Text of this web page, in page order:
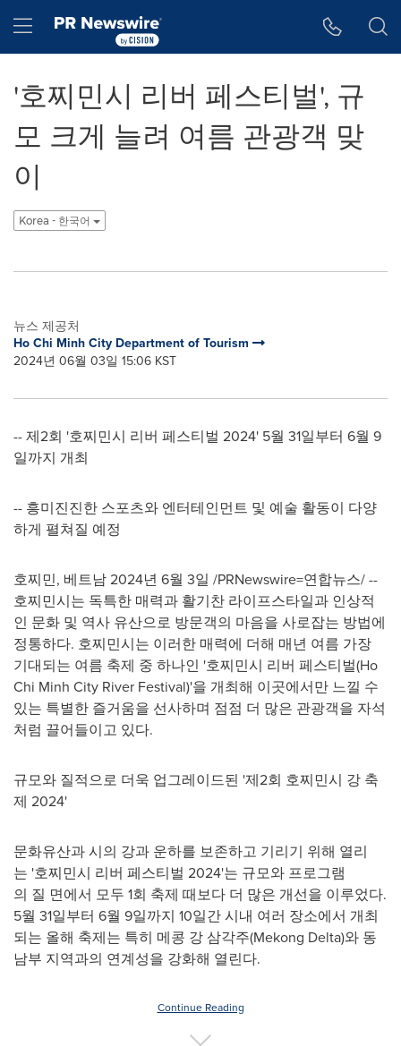
Hamburger menu
'호찌민시 리버 페스티벌', 규
모 크게 늘려 여름 관광객 맞
이
Korea - 한국어
뉴스 제공처
Ho Chi Minh City Department of Tourism
2024년 06월 03일 15:06 KST
-- 제2회 '호찌민시 리버 페스티벌 2024' 5월 31일부터 6월 9
일까지 개최
-- 흥미진진한 스포츠와 엔터테인먼트 및 예술 활동이 다양
하게 펼쳐질 예정
호찌민, 베트남 2024년 6월 3일 /PRNewswire=연합뉴스/ --
호찌민시는 독특한 매력과 활기찬 라이프스타일과 인상적
인 문화 및 역사 유산으로 방문객의 마음을 사로잡는 방법에
정통하다. 호찌민시는 이러한 매력에 더해 매년 여름 가장
기대되는 여름 축제 중 하나인 '호찌민시 리버 페스티벌(Ho
Chi Minh City River Festival)'을 개최해 이곳에서만 느낄 수
있는 특별한 즐거움을 선사하며 점점 더 많은 관광객을 자석
처럼 끌어들이고 있다.
규모와 질적으로 더욱 업그레이드된 '제2회 호찌민시 강 축
제 2024'
문화유산과 시의 강과 운하를 보존하고 기리기 위해 열리
는 '호찌민시 리버 페스티벌 2024'는 규모와 프로그램
의 질 면에서 모두 1회 축제 때보다 더 많은 개선을 이루었다.
5월 31일부터 6월 9일까지 10일간 시내 여러 장소에서 개최
되는 올해 축제는 특히 메콩 강 삼각주(Mekong Delta)와 동
남부 지역과의 연계성을 강화해 열린다.
Continue Reading